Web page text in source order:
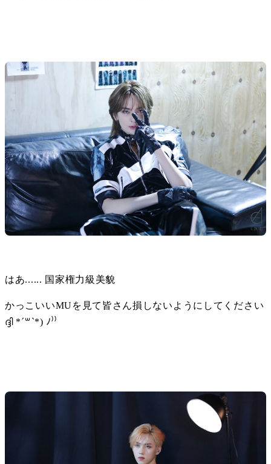
はあ...... 国家権力級美貌
かっこいいMUを見て皆さん損しないようにしてください
ദ്ദി *´꒳`*) ﾉ⁾⁾